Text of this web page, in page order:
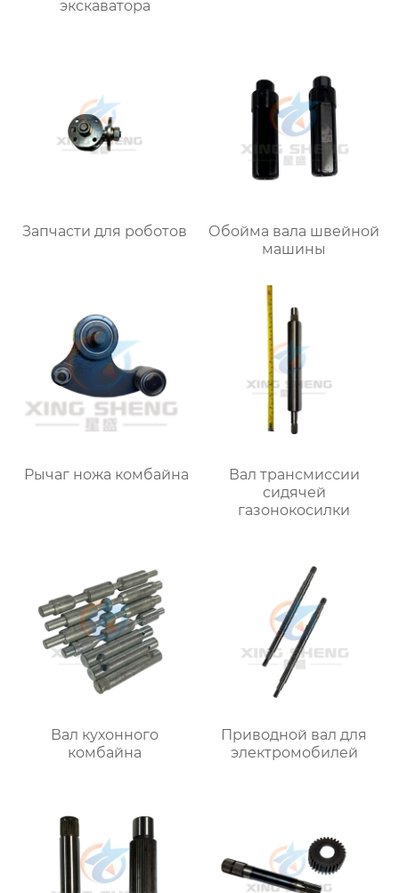
экскаватора
Запчасти для роботов
Обойма вала швейной
машины
Рычаг ножа комбайна
Вал трансмиссии
сидячей
газонокосилки
Вал кухонного
комбайна
Приводной вал для
электромобилей